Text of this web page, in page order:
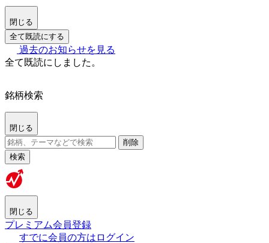
閉じる
全て既読にする
過去のお知らせを見る
全て既読にしました。
銘柄検索
閉じる
削除
検索
閉じる
プレミアム会員登録
すでに会員の方はログイン